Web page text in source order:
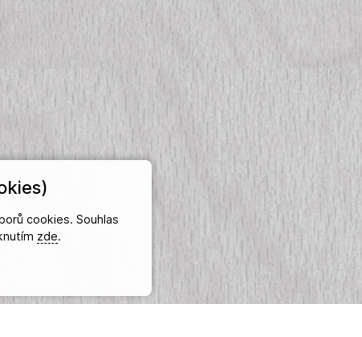
cookies. Souhlas
zde.